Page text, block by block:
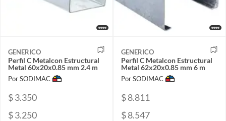
GENERICO
Perfil C Metalcon Estructural
Metal 60x20x0.85 mm 2.4 m
Por SODIMAC
$ 3.350
$ 3.250
GENERICO
Perfil C Metalcon Estructural
Metal 62x20x0.85 mm 6 m
Por SODIMAC
$ 8.811
$ 8.547